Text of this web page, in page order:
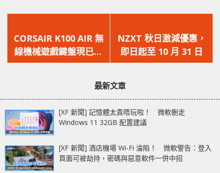
一
篇
文
CORSAIR K100 AIR 無
線機械遊戲鍵盤現已上
市供應 提升遊戲、創
一
篇
文
NZXT 秋日激減優惠，
即日起至 10 月 31 日
最新文章
[XF 新聞] 記憶體太貴唔玩啦！ 微軟刪走
Windows 11 32GB 配置建議
[XF 新聞] 酒店機場 Wi-Fi 淪陷！ 微軟警告：登入
頁面可被劫持，密碼與惡意軟件一併中招